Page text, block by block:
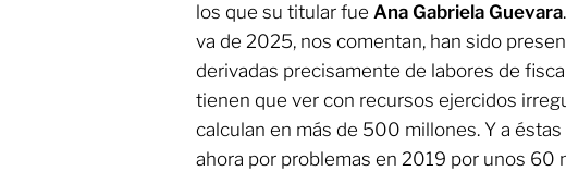
los que su titular fue Ana Gabriela Guevara
va de 2025, nos comentan, han sido
derivadas precisamente de labores de
tienen que ver con recursos ejercidos
calculan en más de 500 millones. Y a
ahora por problemas en 2019 por unos 60